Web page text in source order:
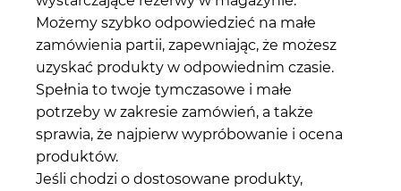
Możemy szybko odpowiedzieć na małe
zamówienia partii, zapewniając, że możesz
uzyskać produkty w odpowiednim czasie.
Spełnia to twoje tymczasowe i małe
potrzeby w zakresie zamówień, a także
sprawia, że ​​najpierw wypróbowanie i ocena
produktów.
Jeśli chodzi o dostosowane produkty,